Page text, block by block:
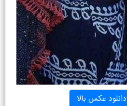
دانلود عکس بالا